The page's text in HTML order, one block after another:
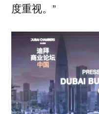
度重视。”